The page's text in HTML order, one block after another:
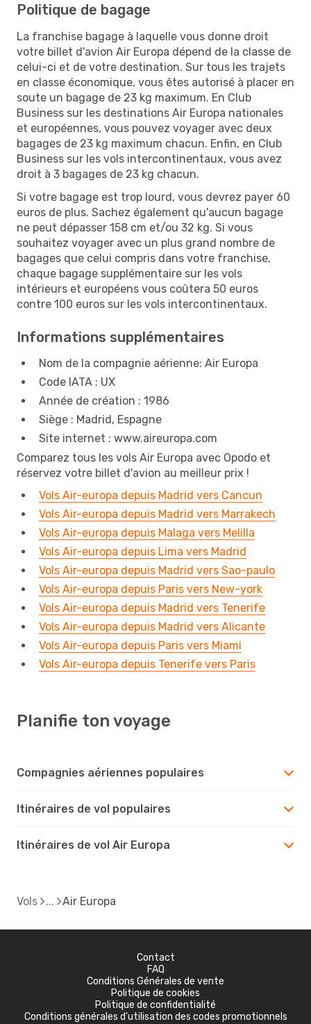
Politique de bagage
La franchise bagage à laquelle vous donne droit
votre billet d'avion Air Europa dépend de la classe de
celui-ci et de votre destination. Sur tous les trajets
en classe économique, vous êtes autorisé à placer en
soute un bagage de 23 kg maximum. En Club
Business sur les destinations Air Europa nationales
et européennes, vous pouvez voyager avec deux
bagages de 23 kg maximum chacun. Enfin, en Club
Business sur les vols intercontinentaux, vous avez
droit à 3 bagages de 23 kg chacun.
Si votre bagage est trop lourd, vous devrez payer 60
euros de plus. Sachez également qu'aucun bagage
ne peut dépasser 158 cm et/ou 32 kg. Si vous
souhaitez voyager avec un plus grand nombre de
bagages que celui compris dans votre franchise,
chaque bagage supplémentaire sur les vols
intérieurs et européens vous coûtera 50 euros
contre 100 euros sur les vols intercontinentaux.
Informations supplémentaires
Nom de la compagnie aérienne: Air Europa
Code IATA : UX
Année de création : 1986
Siège : Madrid, Espagne
Site internet : www.aireuropa.com
Comparez tous les vols Air Europa avec Opodo et
réservez votre billet d'avion au meilleur prix !
Vols Air-europa depuis Madrid vers Cancun
Vols Air-europa depuis Madrid vers Marrakech
Vols Air-europa depuis Malaga vers Melilla
Vols Air-europa depuis Lima vers Madrid
Vols Air-europa depuis Madrid vers Sao-paulo
Vols Air-europa depuis Paris vers New-york
Vols Air-europa depuis Madrid vers Tenerife
Vols Air-europa depuis Madrid vers Alicante
Vols Air-europa depuis Paris vers Miami
Vols Air-europa depuis Tenerife vers Paris
Planifie ton voyage
Compagnies aériennes populaires
Itinéraires de vol populaires
Itinéraires de vol Air Europa
Vols Air Europa
Contact
FAQ
Conditions Générales de vente
Politique de cookies
Politique de confidentialité
Conditions générales d'utilisation des codes promotionnels